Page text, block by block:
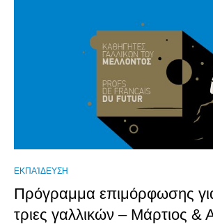
ΕΚΠΑΊΔΕΥΣΗ
Πρόγραμμα επιμόρφωσης
τριες γαλλικών – Μάρτιος &